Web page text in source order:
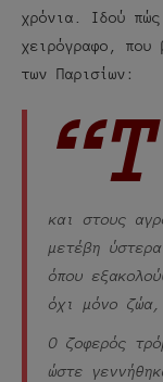
χρόνια. Ιδού
χειρόγραφο, που
των Παρισίων:
“Τ
και στους
μετέβη
όπου
όχι μόνο
Ο ζοφερός
ώστε